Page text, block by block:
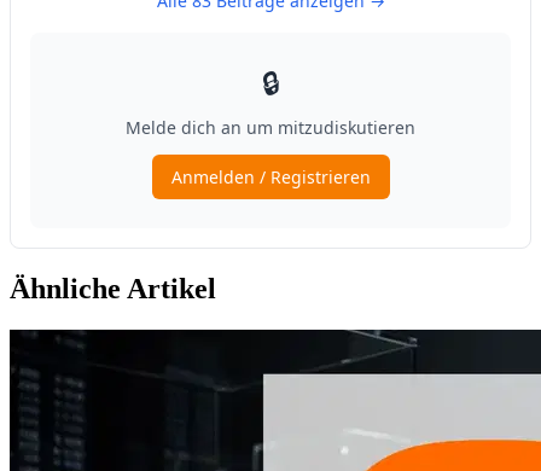
Ähnliche Artikel